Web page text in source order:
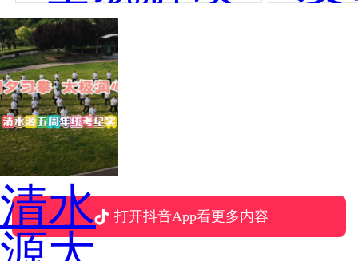
清水
打开抖音App看更多内容